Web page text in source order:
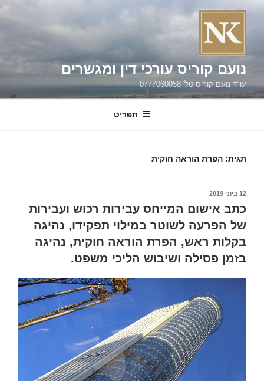
דילוג
נועם קוריס עורכי דין ומגשרים
עו"ד נועם קוריס טל' 0777060058
תפריט
תגית: הפרת הוראה חוקית
פורסם
12 ביוני 2019
כתב אישום המייחס עבירות רכוש ועבירות
של הפרעה לשוטר במילוי תפקידו, נהיגה
בקלות ראש, הפרת הוראה חוקית, נהיגה
בזמן פסילה ושיבוש הליכי משפט.